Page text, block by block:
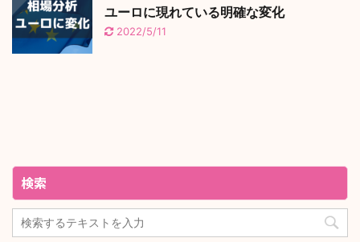
ユーロに現れている明確な変化
2022/5/11
検索